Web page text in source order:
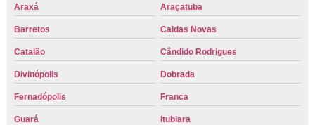
Araxá Araçatuba
Barretos Caldas Novas
Catalão Cândido Rodrigues
Divinópolis Dobrada
Fernadópolis Franca
Guará Itubiara